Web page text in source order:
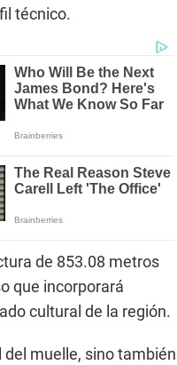
técnico.
de 853.08 metros
que incorporará
cultural de la región.
muelle, sino también